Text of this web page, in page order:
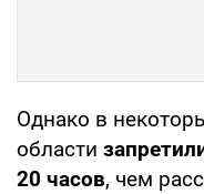
Однако в
области
20 часов, чем